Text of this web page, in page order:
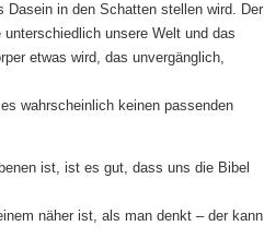
in den Schatten stellen wird. Der
unsere Welt und das
etwas wird, das unvergänglich,
wahrscheinlich keinen passenden
ist, ist es gut, dass uns die Bibel
näher ist, als man denkt – der kann